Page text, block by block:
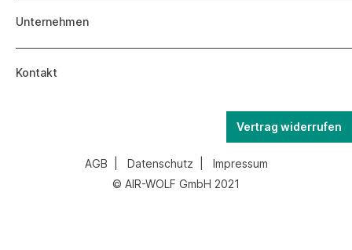
Unternehmen
Kontakt
Vertrag widerrufen
AGB Datenschutz
Impressum
© AIR-WOLF GmbH 2021